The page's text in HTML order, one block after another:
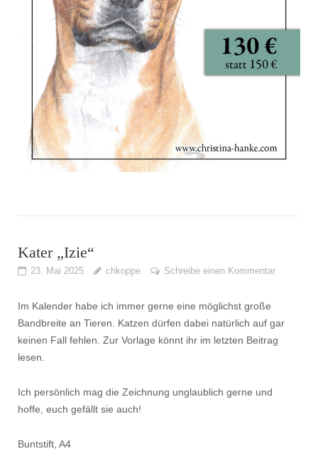
Kater „Izie“
23. Mai 2025 chkoppe Schreibe einen Kommentar
Im Kalender habe ich immer gerne eine möglichst große
Bandbreite an Tieren. Katzen dürfen dabei natürlich auf gar
keinen Fall fehlen. Zur Vorlage könnt ihr im letzten Beitrag
lesen.
Ich persönlich mag die Zeichnung unglaublich gerne und
hoffe, euch gefällt sie auch!
Buntstift, A4